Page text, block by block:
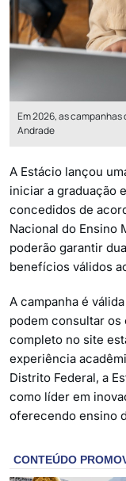
Em 2026, as
Andrade
A Estácio lançou
iniciar a graduação
concedidos de
Nacional do Ensino
poderão garantir
benefícios válidos
A campanha é
podem consultar
completo no site
experiência
Distrito Federal, a
como líder em
oferecendo ensino